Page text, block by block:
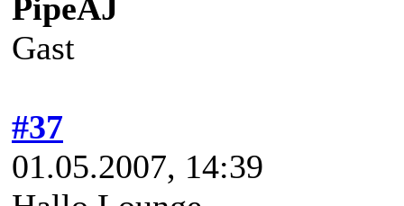
PipeAJ
Gast
#37
01.05.2007, 14:39